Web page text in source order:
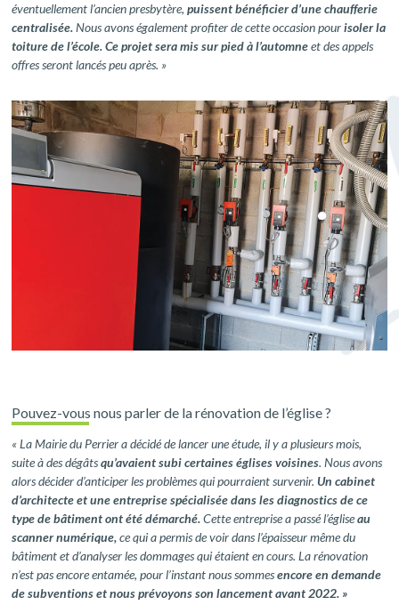
éventuellement l’ancien presbytère,puissent bénéficier d’une chaufferie
centralisée.Nous avons également profiter de cette occasion pourisoler la
toiture de l’école. Ce projet sera mis sur pied à l’automneet des appels
offres seront lancés peu après. »
Pouvez-vous nous parler de la rénovation de l’église ?
« La Mairie du Perrier a décidé de lancer une étude, il y a plusieurs mois,
suite à des dégâtsqu’avaient subi certaines églises voisines. Nous avons
alors décider d’anticiper les problèmes qui pourraient survenir.Un cabinet
d’architecte et une entreprise spécialisée dans les diagnostics de ce
type de bâtiment ont été démarché.Cette entreprise a passé l’égliseau
scanner numérique,ce qui a permis de voir dans l’épaisseur même du
bâtiment et d’analyser les dommages qui étaient en cours. La rénovation
n’est pas encore entamée, pour l’instant nous sommesencore en demande
de subventions et nous prévoyons son lancement avant 2022. »